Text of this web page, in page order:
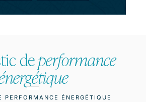
deperformance
PERFORMANCE ÉNERGÉTIQUE